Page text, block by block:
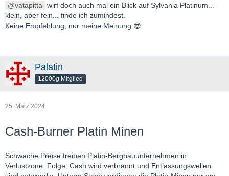
vatapitta
wirf doch auch mal ein Blick auf Sylvania Platinum...
klein, aber fein... finde ich zumindest.
Keine Empfehlung, nur meine Meinung 😎
Palatin
12000g Mitglied
25. März 2024
Cash-Burner Platin Minen
Schwache Preise treiben Platin-Bergbauunternehmen in
Verlustzone. Folge: Cash wird verbrannt und Entlassungswellen